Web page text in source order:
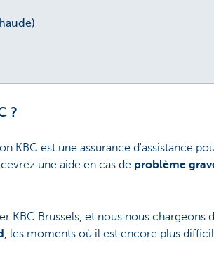
?
KBC est une assurance d'assistance
une aide en cas de problème
KBC Brussels, et nous nous chargeons
, les moments où il est encore plus